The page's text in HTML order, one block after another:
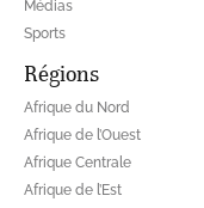
Médias
Sports
Régions
Afrique du Nord
Afrique de l’Ouest
Afrique Centrale
Afrique de l’Est